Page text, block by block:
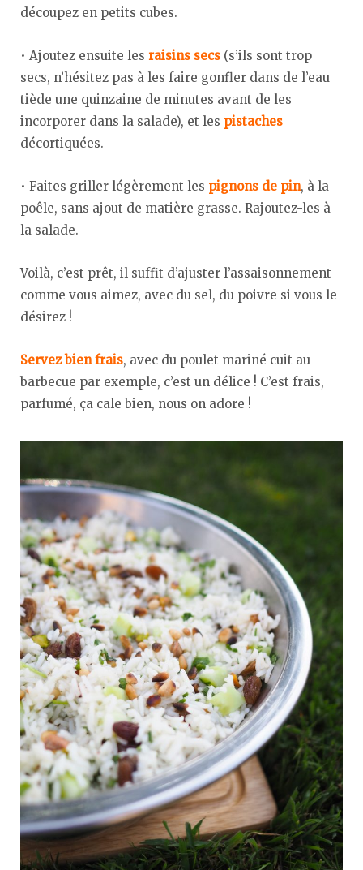
découpez en petits cubes.
• Ajoutez ensuite les raisins secs (s’ils sont trop
secs, n’hésitez pas à les faire gonfler dans de l’eau
tiède une quinzaine de minutes avant de les
incorporer dans la salade), et les pistaches
décortiquées.
• Faites griller légèrement les pignons de pin, à la
poêle, sans ajout de matière grasse. Rajoutez-les à
la salade.
Voilà, c’est prêt, il suffit d’ajuster l’assaisonnement
comme vous aimez, avec du sel, du poivre si vous le
désirez !
Servez bien frais, avec du poulet mariné cuit au
barbecue par exemple, c’est un délice ! C’est frais,
parfumé, ça cale bien, nous on adore !